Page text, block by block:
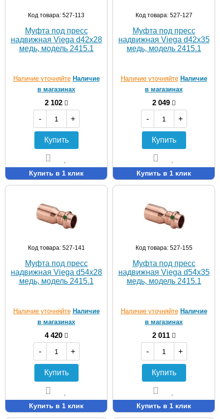
Код товара: 527-113
Муфта под пресс
надвижная Viega d42х28
медь, модель 2415.1
Наличие уточняйте Наличие
в магазинах
2 102
-
+
Купить
Купить в 1 клик
Код товара: 527-127
Муфта под пресс
надвижная Viega d42х35
медь, модель 2415.1
Наличие уточняйте Наличие
в магазинах
2 049
-
+
Купить
Купить в 1 клик
Код товара: 527-141
Муфта под пресс
надвижная Viega d54х28
медь, модель 2415.1
Наличие уточняйте Наличие
в магазинах
4 420
-
+
Купить
Купить в 1 клик
Код товара: 527-155
Муфта под пресс
надвижная Viega d54х35
медь, модель 2415.1
Наличие уточняйте Наличие
в магазинах
2 011
-
+
Купить
Купить в 1 клик